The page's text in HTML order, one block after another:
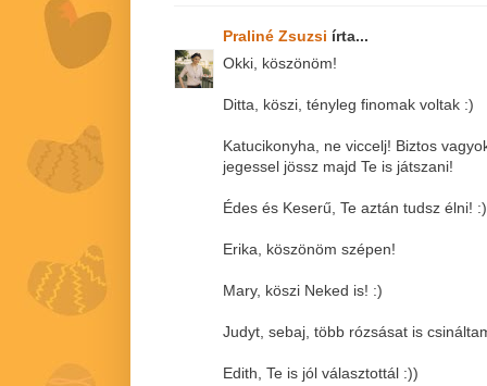
Praliné Zsuzsi írta...
Okki, köszönöm!
Ditta, köszi, tényleg finomak voltak :)
Katucikonyha, ne viccelj! Biztos
jegessel jössz majd Te is játszani!
Édes és Keserű, Te aztán tudsz élni! :)
Erika, köszönöm szépen!
Mary, köszi Neked is! :)
Judyt, sebaj, több rózsásat is
Edith, Te is jól választottál :))